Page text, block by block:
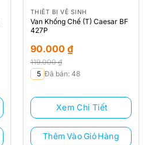
THIẾT BỊ VỆ SINH
Van Khống Chế (T) Caesar BF
427P
119.000₫
Giá
là:
119.000 ₫.
90.000 ₫
Giá
tại
90.000 ₫.
5 Đã bán: 48
Xem Chi Tiết
Thêm Vào Giỏ Hàng